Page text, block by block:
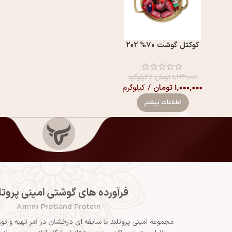
کوکتل گوشت 70% 202
۱,۱۲۲,۰۰۰تومان/ کیلوگرم
۱,۰۰۰,۰۰۰تومان / کیلوگرم
اطلاعات بیشتر
فرآورده های گوشتی امینی
Amini Protland Protein
مجموعه امینی پروتلند با سابقه ای درخشان در امر تهیه و